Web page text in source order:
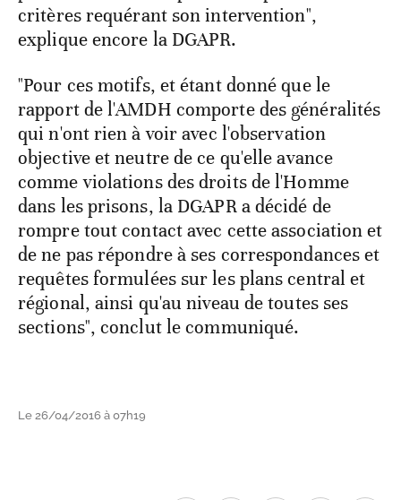
critères requérant son intervention",
explique encore la DGAPR.
"Pour ces motifs, et étant donné que le
rapport de l'AMDH comporte des généralités
qui n'ont rien à voir avec l'observation
objective et neutre de ce qu'elle avance
comme violations des droits de l'Homme
dans les prisons, la DGAPR a décidé de
rompre tout contact avec cette association et
de ne pas répondre à ses correspondances et
requêtes formulées sur les plans central et
régional, ainsi qu'au niveau de toutes ses
sections", conclut le communiqué.
Le 26/04/2016 à 07h19